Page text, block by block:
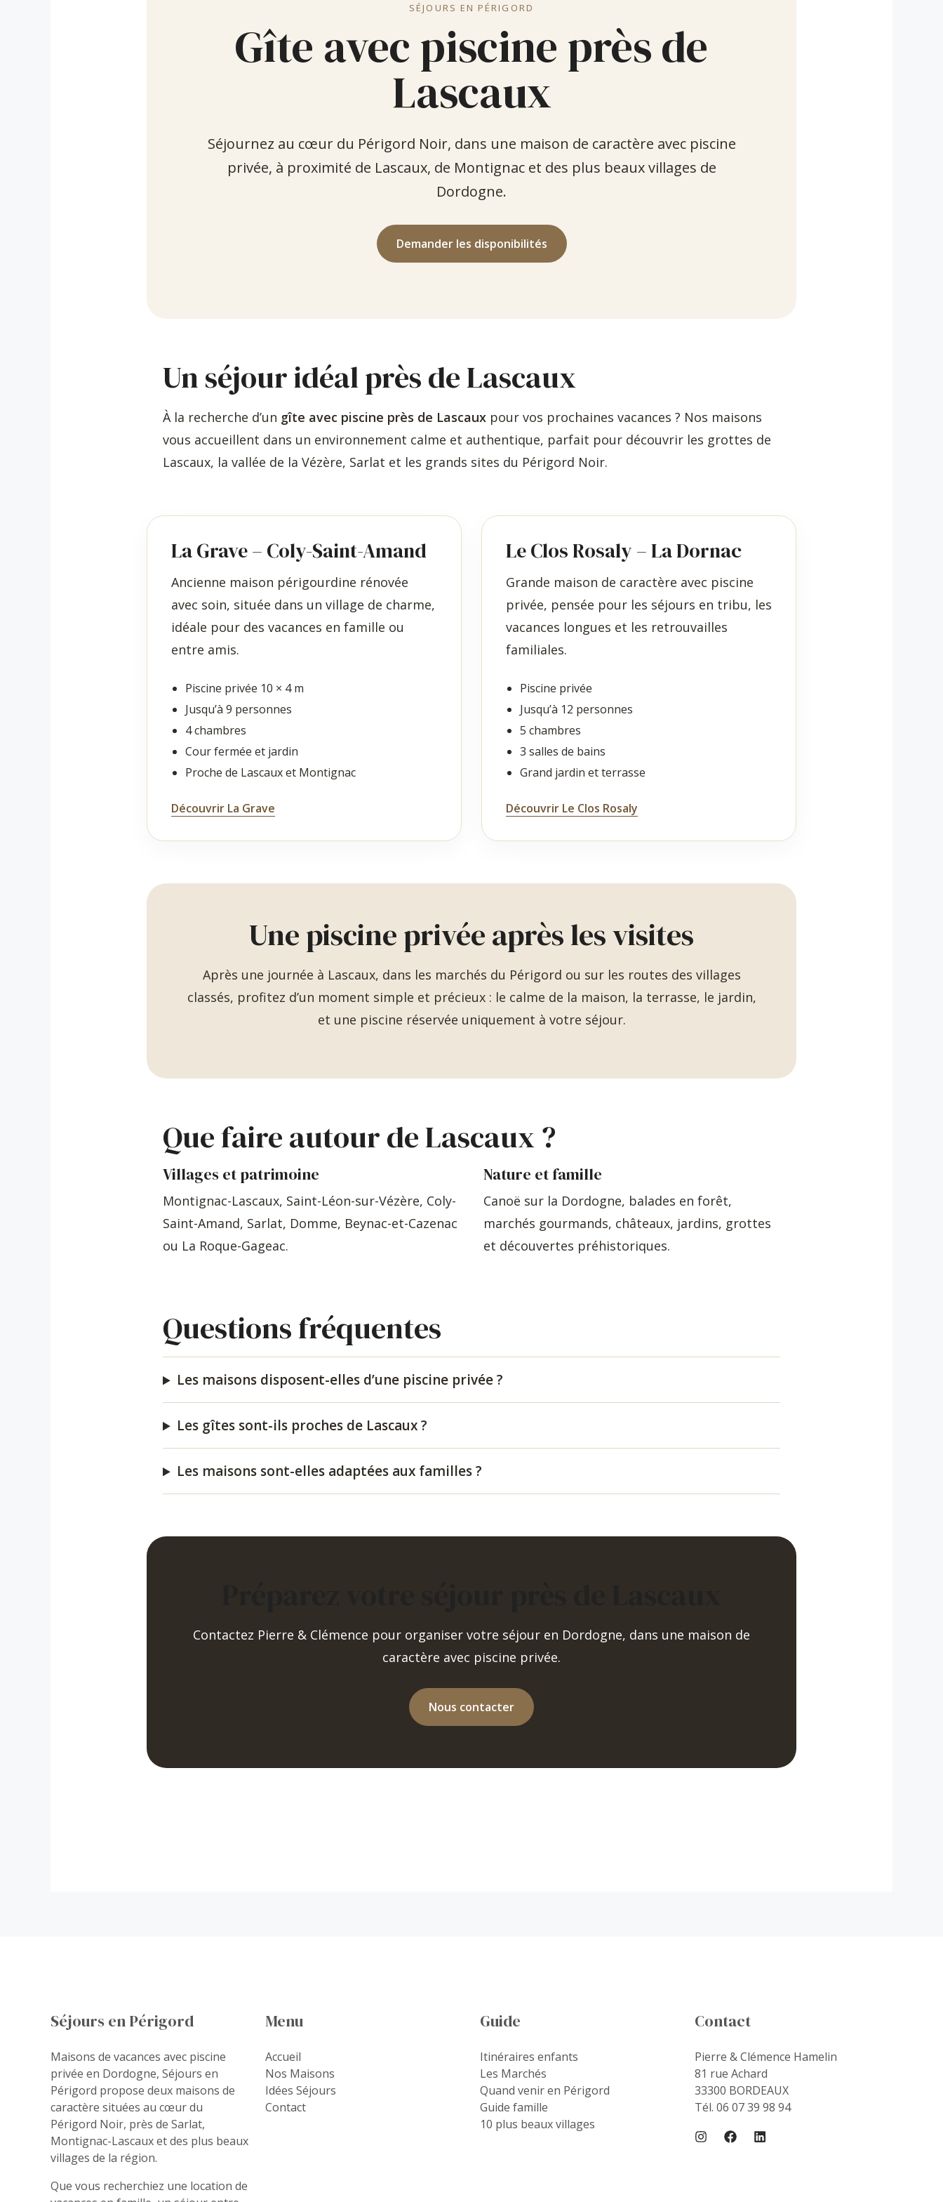
SÉJOURS EN PÉRIGORD
Gîte avec piscine près de
Lascaux
Séjournez au cœur du Périgord Noir, dans une maison de caractère avec piscine
privée, à proximité de Lascaux, de Montignac et des plus beaux villages de
Dordogne.
Demander les disponibilités
Un séjour idéal près de Lascaux
À la recherche d’un gîte avec piscine près de Lascaux pour vos prochaines vacances ? Nos maisons
vous accueillent dans un environnement calme et authentique, parfait pour découvrir les grottes de
Lascaux, la vallée de la Vézère, Sarlat et les grands sites du Périgord Noir.
La Grave – Coly-Saint-Amand
Ancienne maison périgourdine rénovée
avec soin, située dans un village de charme,
idéale pour des vacances en famille ou
entre amis.
Piscine privée 10 × 4 m
Jusqu’à 9 personnes
4 chambres
Cour fermée et jardin
Proche de Lascaux et Montignac
Découvrir La Grave
Le Clos Rosaly – La Dornac
Grande maison de caractère avec piscine
privée, pensée pour les séjours en tribu, les
vacances longues et les retrouvailles
familiales.
Piscine privée
Jusqu’à 12 personnes
5 chambres
3 salles de bains
Grand jardin et terrasse
Découvrir Le Clos Rosaly
Une piscine privée après les visites
Après une journée à Lascaux, dans les marchés du Périgord ou sur les routes des villages
classés, profitez d’un moment simple et précieux : le calme de la maison, la terrasse, le jardin,
et une piscine réservée uniquement à votre séjour.
Que faire autour de Lascaux ?
Villages et patrimoine
Montignac-Lascaux, Saint-Léon-sur-Vézère, Coly-
Saint-Amand, Sarlat, Domme, Beynac-et-Cazenac
ou La Roque-Gageac.
Nature et famille
Canoë sur la Dordogne, balades en forêt,
marchés gourmands, châteaux, jardins, grottes
et découvertes préhistoriques.
Questions fréquentes
Les maisons disposent-elles d’une piscine privée ?
Les gîtes sont-ils proches de Lascaux ?
Les maisons sont-elles adaptées aux familles ?
Contactez Pierre & Clémence pour organiser votre séjour en Dordogne, dans une maison de
caractère avec piscine privée.
Nous contacter
Séjours en Périgord
Maisons de vacances avec piscine
privée en Dordogne, Séjours en
Périgord propose deux maisons de
caractère situées au cœur du
Périgord Noir, près de Sarlat,
Montignac-Lascaux et des plus beaux
villages de la région.
Que vous recherchiez une location de
Menu
Accueil
Nos Maisons
Idées Séjours
Contact
Guide
Itinéraires enfants
Les Marchés
Quand venir en Périgord
Guide famille
10 plus beaux villages
Contact
Pierre & Clémence Hamelin
81 rue Achard
33300 BORDEAUX
Tél. 06 07 39 98 94